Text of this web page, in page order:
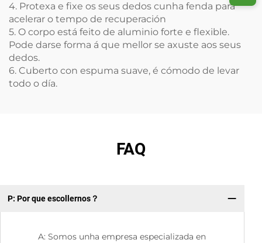
4. Protexa e fixe os seus dedos cunha fenda para
acelerar o tempo de recuperación
5. O corpo está feito de aluminio forte e flexible.
Pode darse forma á que mellor se axuste aos seus
dedos.
6. Cuberto con espuma suave, é cómodo de levar
todo o día.
FAQ
P: Por que escollernos？
A: Somos unha empresa especializada en